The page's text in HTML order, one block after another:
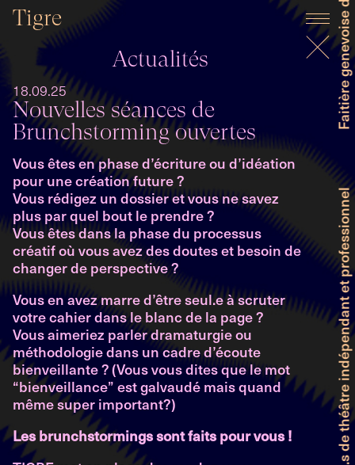
Tigre
Actualités
18.09.25
Nouvelles séances de
Brunchstorming ouvertes
Vous êtes en phase d’écriture ou d’idéation
pour une création future ?
Vous rédigez un dossier et vous ne savez
plus par quel bout le prendre ?
Vous êtes dans la phase du processus
créatif où vous avez des doutes et besoin de
changer de perspective ?
Vous en avez marre d’être seul.e à scruter
votre cahier dans le blanc de la page ?
Vous aimeriez parler dramaturgie ou
méthodologie dans un cadre d’écoute
bienveillante ? (Vous vous dites que le mot
“bienveillance” est galvaudé mais quand
même super important?)
Les brunchstormings sont faits pour vous !